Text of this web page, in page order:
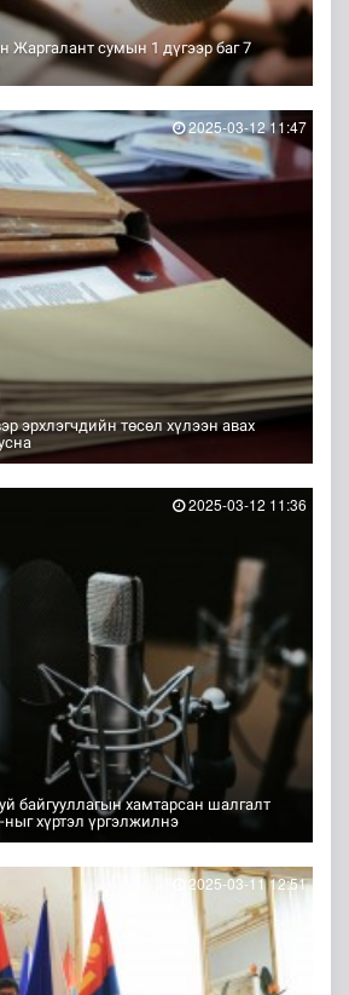
Жаргалант сумын 1 дүгээр баг 7
эрхлэгчдийн төсөл хүлээн авах
2025-03-12 11:47
байгууллагын хамтарсан шалгалт
ныг хүртэл үргэлжилнэ
2025-03-12 11:36
2025-03-11 12:51